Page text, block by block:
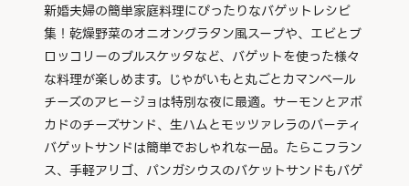
新婚夫婦の簡単家庭料理にぴったりなバゲットレシピ
集！乾燥野菜のオニオングラタン風スープや、エビとブ
ロッコリーのブルスケッタなど、バゲットを使った様々
な料理が楽しめます。じゃがいもと丸ごとカマンベール
チーズのアヒージョは特別な夜に最適。サーモンとアボ
カドのチーズサンド、生ハムとモッツァレラのパーティ
バゲットサンドは簡単でおしゃれな一品。たらこフラン
ス、手軽アリゴ、パンガシウスのバケットサンドもバゲ